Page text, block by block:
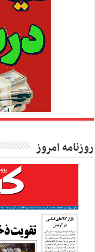
روزنامه امروز